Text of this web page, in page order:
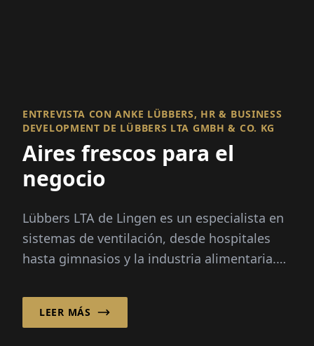
ENTREVISTA CON ANKE LÜBBERS, HR & BUSINESS
DEVELOPMENT DE LÜBBERS LTA GMBH & CO. KG
Aires frescos para el
negocio
Lübbers LTA de Lingen es un especialista en
sistemas de ventilación, desde hospitales
hasta gimnasios y la industria alimentaria.
LEER MÁS